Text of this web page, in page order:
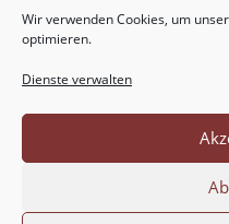
Wir verwenden Cookies, um
optimieren.
Dienste verwalten
NEUESTE KOMMENTARE